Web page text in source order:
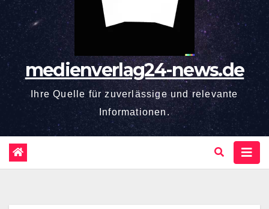
medienverlag24-news.de
Ihre Quelle für zuverlässige und relevante
Informationen.